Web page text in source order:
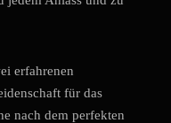
erfahrenen
für das
nach dem perfekten